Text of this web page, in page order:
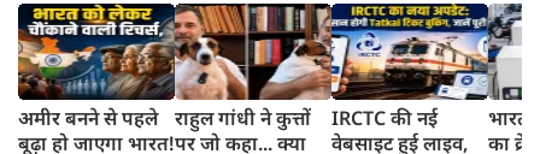
अमीर बनने से पहले
बूढ़ा हो जाएगा भारत!
राहुल गांधी ने कुत्तों
पर जो कहा... क्या
IRCTC की नई
वेबसाइट हुई लाइव,
भारत
का